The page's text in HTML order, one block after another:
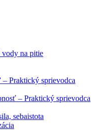
na pitie
– Praktický sprievodca
– Praktický sprievodca
sebaistota